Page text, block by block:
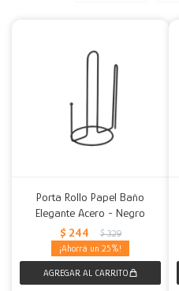
Porta Rollo Papel Baño
Elegante Acero - Negro
$ 244 $ 329
25
Accesorios para el hogar
Herramientas
Muebles Infantiles